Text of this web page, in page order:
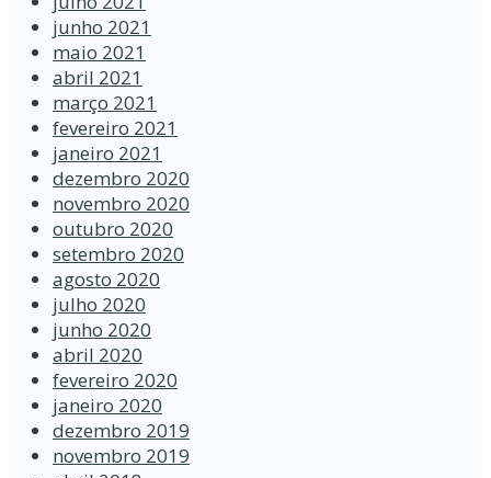
junho 2021
maio 2021
abril 2021
março 2021
fevereiro 2021
janeiro 2021
dezembro 2020
novembro 2020
outubro 2020
setembro 2020
agosto 2020
julho 2020
junho 2020
abril 2020
fevereiro 2020
janeiro 2020
dezembro 2019
novembro 2019